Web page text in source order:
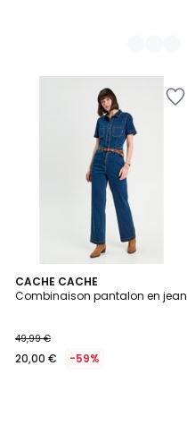
CACHE CACHE
Combinaison pantalon en jean
49,99 €
20,00 € -59%